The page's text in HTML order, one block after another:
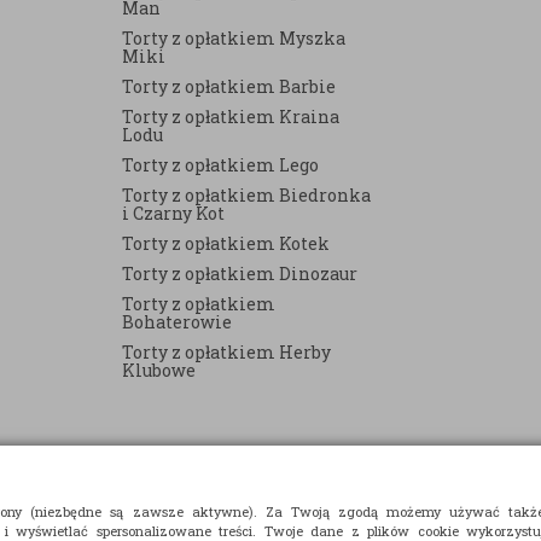
(niezbędne są zawsze aktywne). Za Twoją zgodą możemy używać
spersonalizowane treści. Twoje dane z plików cookie
Man
Torty z opłatkiem Myszka
Miki
Torty z opłatkiem Barbie
Torty z opłatkiem Kraina
Lodu
Torty z opłatkiem Lego
Torty z opłatkiem Biedronka
i Czarny Kot
Torty z opłatkiem Kotek
Torty z opłatkiem Dinozaur
Torty z opłatkiem
Bohaterowie
Torty z opłatkiem Herby
Klubowe